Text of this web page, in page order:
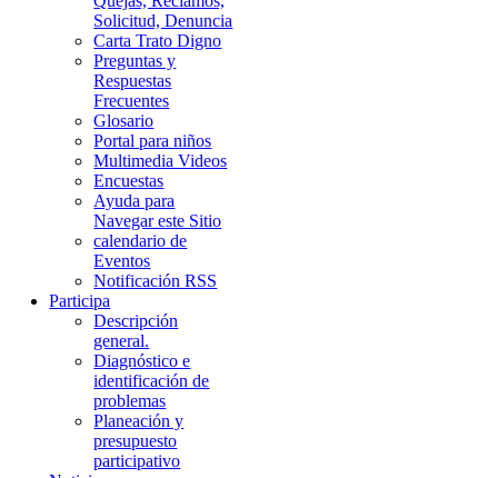
Solicitud, Denuncia
Carta Trato Digno
Preguntas y
Respuestas
Frecuentes
Glosario
Portal para niños
Multimedia Videos
Encuestas
Ayuda para
Navegar este Sitio
calendario de
Eventos
Notificación RSS
Participa
Descripción
general.
Diagnóstico e
identificación de
problemas
Planeación y
presupuesto
participativo